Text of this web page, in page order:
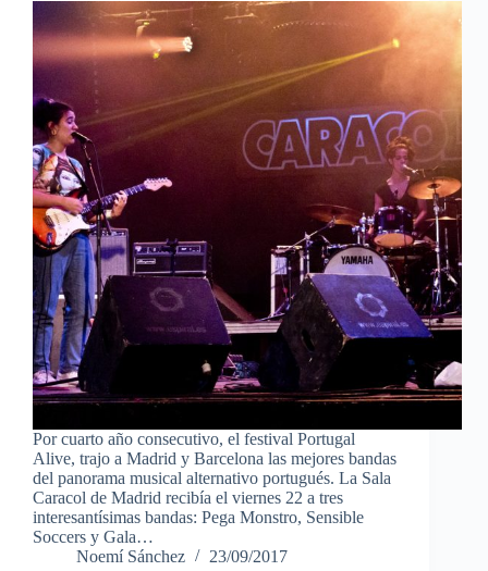
Por cuarto año consecutivo, el festival Portugal
Alive, trajo a Madrid y Barcelona las mejores bandas
del panorama musical alternativo portugués. La Sala
Caracol de Madrid recibía el viernes 22 a tres
interesantísimas bandas: Pega Monstro, Sensible
Soccers y Gala…
Noemí Sánchez
23/09/2017